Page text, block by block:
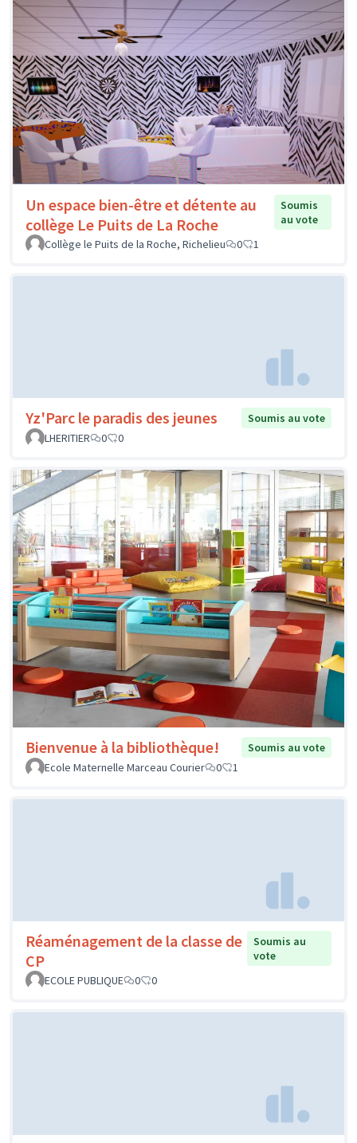
Un espace bien-être et détente au
collège Le Puits de La Roche
Soumis
au vote
Collège le Puits de la Roche, Richelieu
0 1
Yz'Parc le paradis des jeunes
Soumis au vote
LHERITIER
0 0
Bienvenue à la bibliothèque!
Soumis au vote
Ecole Maternelle Marceau Courier
0 1
Réaménagement de la classe de
CP
Soumis au
vote
ECOLE PUBLIQUE
0 0